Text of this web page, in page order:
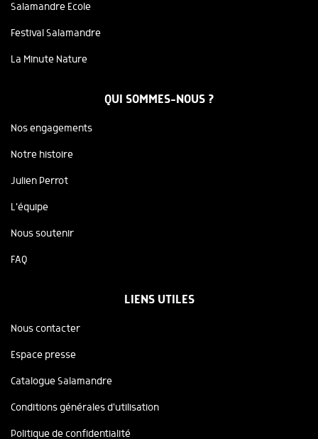
Salamandre Ecole
Festival Salamandre
La Minute Nature
QUI SOMMES-NOUS ?
Nos engagements
Notre histoire
Julien Perrot
L'équipe
Nous soutenir
FAQ
LIENS UTILES
Nous contacter
Espace presse
Catalogue Salamandre
Conditions générales d'utilisation
Politique de confidentialité